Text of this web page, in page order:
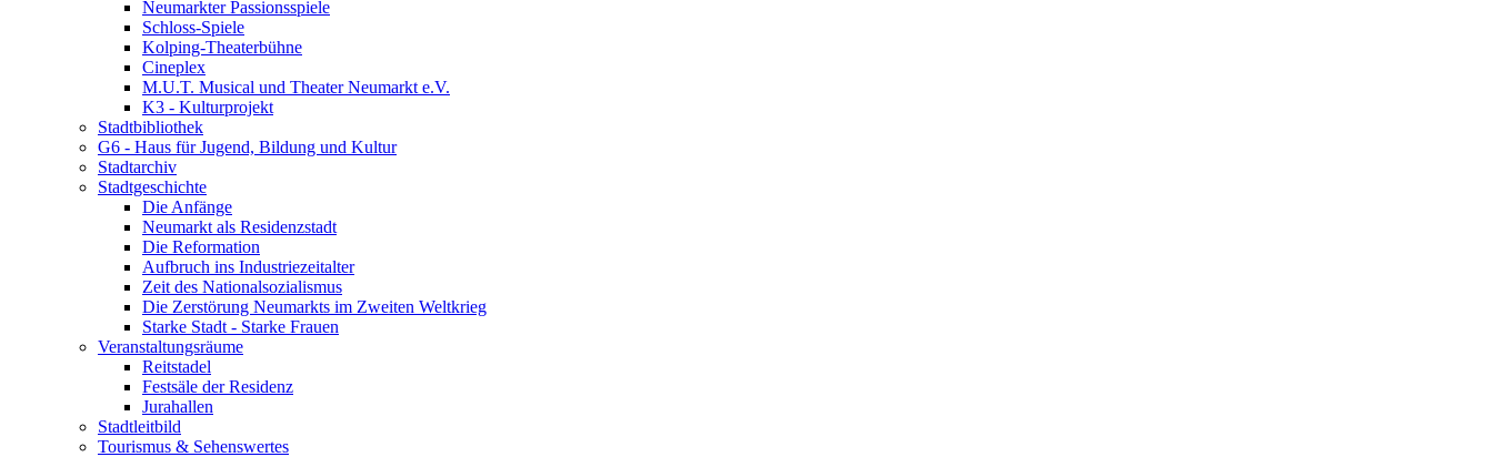
Neumarkter Passionsspiele
Schloss-Spiele
Kolping-Theaterbühne
Cineplex
M.U.T. Musical und Theater Neumarkt e.V.
K3 - Kulturprojekt
Stadtbibliothek
G6 - Haus für Jugend, Bildung und Kultur
Stadtarchiv
Stadtgeschichte
Die Anfänge
Neumarkt als Residenzstadt
Die Reformation
Aufbruch ins Industriezeitalter
Zeit des Nationalsozialismus
Die Zerstörung Neumarkts im Zweiten Weltkrieg
Starke Stadt - Starke Frauen
Veranstaltungsräume
Reitstadel
Festsäle der Residenz
Jurahallen
Stadtleitbild
Tourismus & Sehenswertes